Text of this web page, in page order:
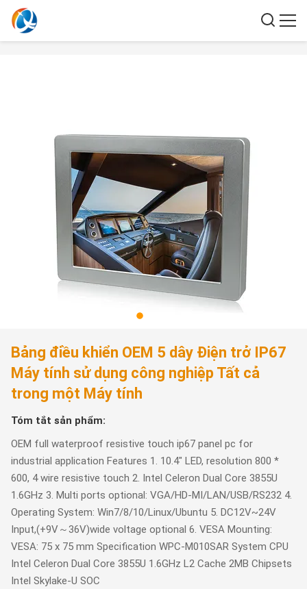
Bảng điều khiển OEM 5 dây Điện trở IP67
Máy tính sử dụng công nghiệp Tất cả
trong một Máy tính
Tóm tắt sản phẩm:
OEM full waterproof resistive touch ip67 panel pc for
industrial application Features 1. 10.4" LED, resolution 800 *
600, 4 wire resistive touch 2. Intel Celeron Dual Core 3855U
1.6GHz 3. Multi ports optional: VGA/HD-MI/LAN/USB/RS232 4.
Operating System: Win7/8/10/Linux/Ubuntu 5. DC12V~24V
Input,(+9V～36V)wide voltage optional 6. VESA Mounting:
VESA: 75 x 75 mm Specification WPC-M010SAR System CPU
Intel Celeron Dual Core 3855U 1.6GHz L2 Cache 2MB Chipsets
Intel Skylake-U SOC